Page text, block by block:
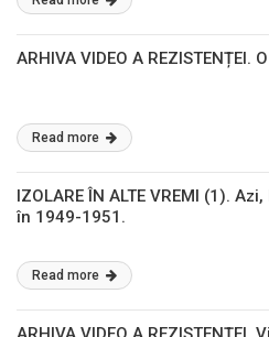
ARHIVA VIDEO A REZISTENȚEI.
Read more
IZOLARE ÎN ALTE VREMI (1).
în 1949-1951.
Read more